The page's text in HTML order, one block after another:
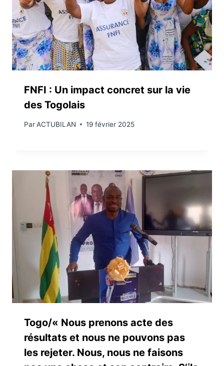
FNFI : Un impact concret sur la vie
des Togolais
ParACTUBILAN 19 février 2025
Togo/« Nous prenons acte des
résultats et nous ne pouvons pas
les rejeter. Nous, nous ne faisons